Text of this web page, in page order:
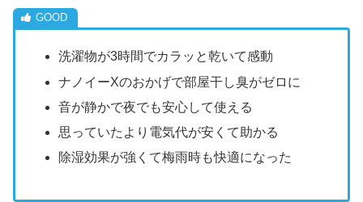
洗濯物が3時間でカラッと乾いて感動
ナノイーXのおかげで部屋干し臭がゼロに
音が静かで夜でも安心して使える
思っていたより電気代が安くて助かる
除湿効果が強くて梅雨時も快適になった